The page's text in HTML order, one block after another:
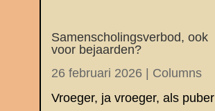
Samenscholingsverbod, ook
voor bejaarden?
26 februari 2026
Columns
Vroeger, ja vroeger, als puber